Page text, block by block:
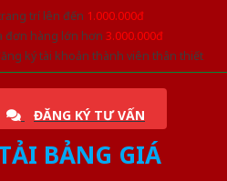
trí lên đến 1.000.000đ
đơn hàng lớn hơn 3.000.000đ
ký tài khoản thành viên thân thiết
ĐĂNG KÝ TƯ VẤN
BẢNG GIÁ